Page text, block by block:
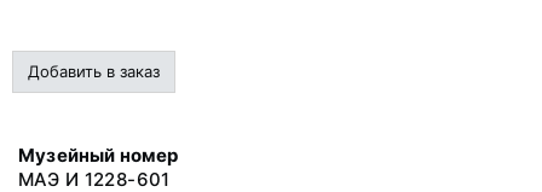
Добавить в заказ
Музейный номер
МАЭ И 1228-601